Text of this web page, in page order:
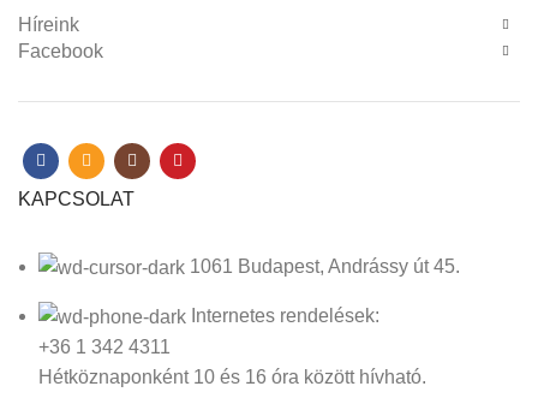
Híreink
Facebook
KAPCSOLAT
1061 Budapest, Andrássy út 45.
Internetes rendelések:
+36 1 342 4311
Hétköznaponként 10 és 16 óra között hívható.